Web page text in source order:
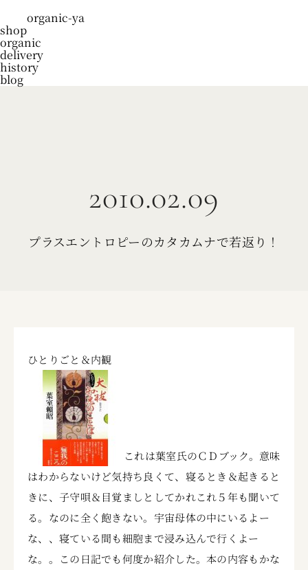
organic-ya
shop
organic
delivery
history
blog
2010.02.09
プラスエントロピーのカタカムナで若返り！
ひとりごと＆内観
これは葉室氏のＣＤブック。意味
はわからないけど気持ち良くて、寝るとき＆起きると
きに、子守唄＆目覚ましとしてかれこれ５年も聞いて
る。なのに全く飽きない。宇宙母体の中にいるよー
な、、寝ている間も細胞まで浸み込んで行くよー
な。。この日記でも何度か紹介した。本の内容もかな